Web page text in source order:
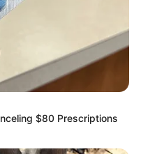
nicht notwendig. Ideal
Unter Anleitung
einen originalgetreuen
A320 oder Boeing
Auch als
ab ca. 12 Jahren
von Globetrotter.
Denkmalschutz
$80 Prescriptions